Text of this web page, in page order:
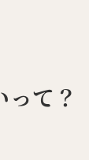
て？